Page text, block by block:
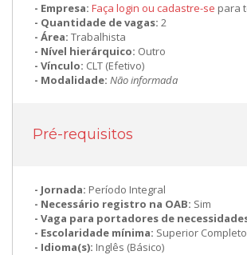
Empresa: Faça login ou cadastre-se para
Quantidade de vagas: 2
Área: Trabalhista
Nível hierárquico: Outro
Vínculo: CLT (Efetivo)
Modalidade: Não informada
Pré-requisitos
Jornada: Período Integral
Necessário registro na OAB: Sim
Vaga para portadores de
Escolaridade mínima: Superior Completo
Idioma(s): Inglês (Básico)